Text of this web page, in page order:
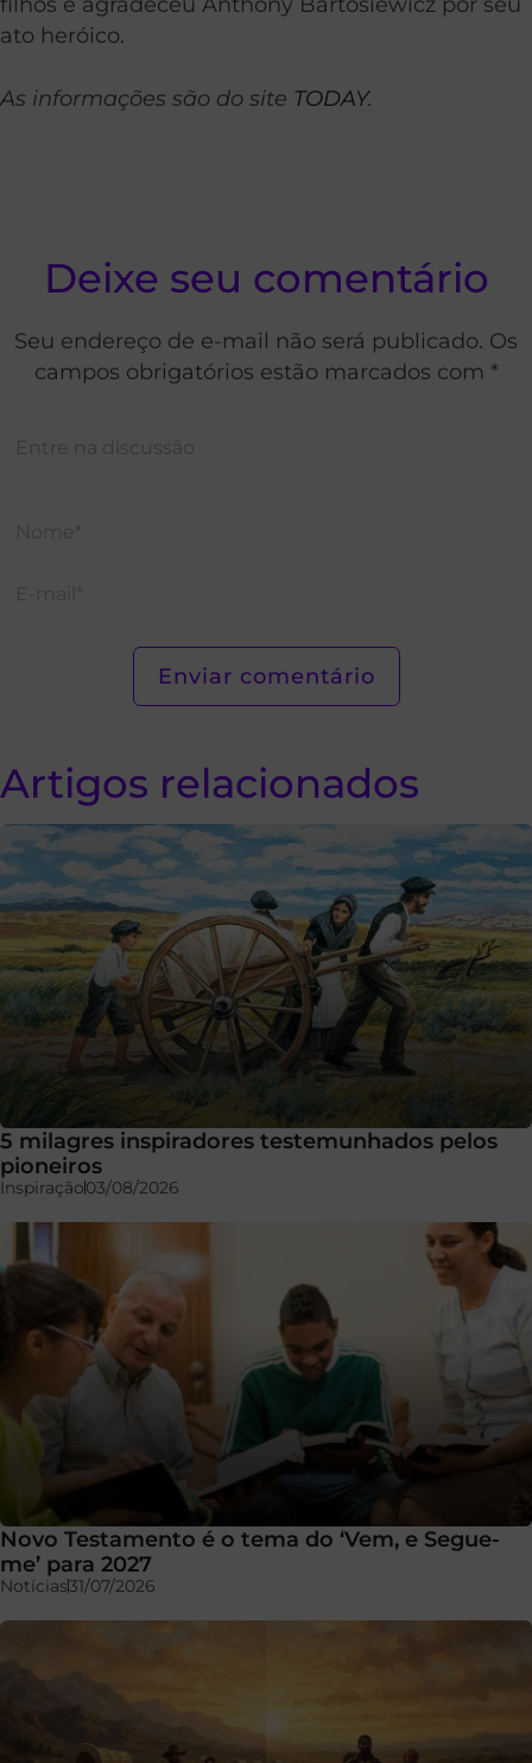
ato heróico.
As informações são do site TODAY.
Deixe seu comentário
Seu endereço de e-mail não será publicado. Os
campos obrigatórios estão marcados com *
Artigos relacionados
5 milagres inspiradores testemunhados pelos
pioneiros
Inspiração03/08/2026
Novo Testamento é o tema do ‘Vem, e Segue-
me’ para 2027
Notícias31/07/2026